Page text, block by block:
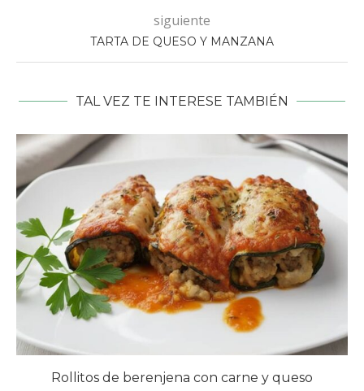
siguiente
TARTA DE QUESO Y MANZANA
TAL VEZ TE INTERESE TAMBIÉN
Rollitos de berenjena con carne y queso